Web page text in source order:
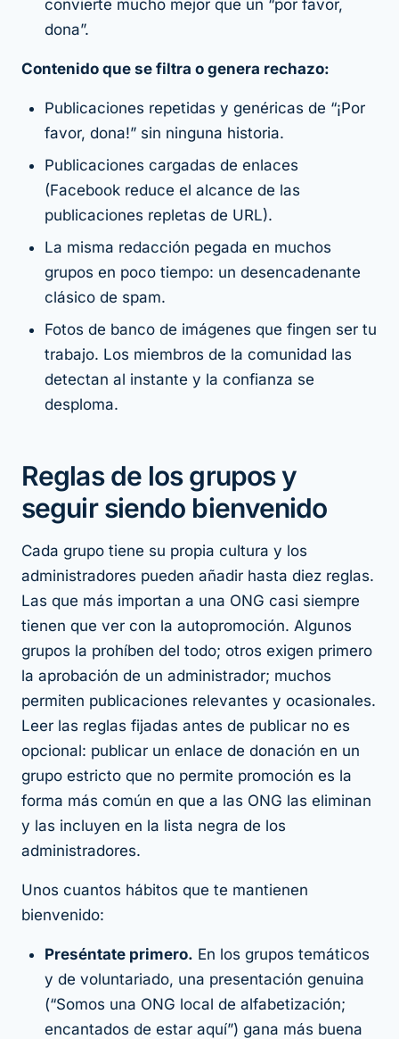
convierte mucho mejor que un “por favor,
dona”.
Contenido que se filtra o genera rechazo:
Publicaciones repetidas y genéricas de “¡Por
favor, dona!” sin ninguna historia.
Publicaciones cargadas de enlaces
(Facebook reduce el alcance de las
publicaciones repletas de URL).
La misma redacción pegada en muchos
grupos en poco tiempo: un desencadenante
clásico de spam.
Fotos de banco de imágenes que fingen ser tu
trabajo. Los miembros de la comunidad las
detectan al instante y la confianza se
desploma.
Reglas de los grupos y
seguir siendo bienvenido
Cada grupo tiene su propia cultura y los
administradores pueden añadir hasta diez reglas.
Las que más importan a una ONG casi siempre
tienen que ver con la autopromoción. Algunos
grupos la prohíben del todo; otros exigen primero
la aprobación de un administrador; muchos
permiten publicaciones relevantes y ocasionales.
Leer las reglas fijadas antes de publicar no es
opcional: publicar un enlace de donación en un
grupo estricto que no permite promoción es la
forma más común en que a las ONG las eliminan
y las incluyen en la lista negra de los
administradores.
Unos cuantos hábitos que te mantienen
bienvenido:
Preséntate primero. En los grupos temáticos
y de voluntariado, una presentación genuina
(“Somos una ONG local de alfabetización;
encantados de estar aquí”) gana más buena